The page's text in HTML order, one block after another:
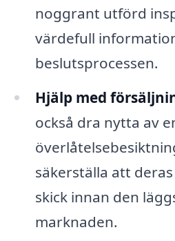
noggrant utförd
värdefull
beslutsprocessen.
Hjälp med
också dra nytta av
säkerställa att
skick innan den
marknaden.